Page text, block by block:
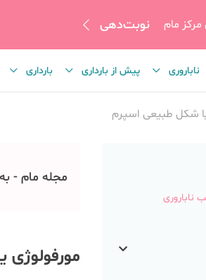
مام نوبت‌دهی
ناباروری پیش از بارداری بارداری
شکل طبیعی اسپرم
ناباروری
مجله مام -